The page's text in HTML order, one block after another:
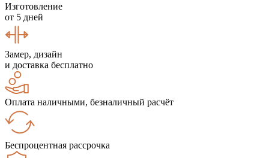
Изготовление
от 5 дней
Замер, дизайн
и доставка бесплатно
Оплата наличными, безналичный расчёт
Беспроцентная рассрочка